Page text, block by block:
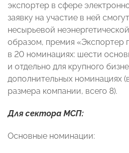
экспортер в сфере
заявку на участие в ней
несырьевой
образом, премия «Экспортер
в 20 номинациях: шести
и отдельно для крупного
дополнительных номинациях
размера компании, всего 8).
Для сектора МСП:
Основные номинации: